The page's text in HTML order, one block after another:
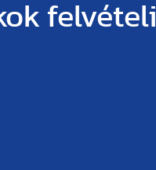
felvételi